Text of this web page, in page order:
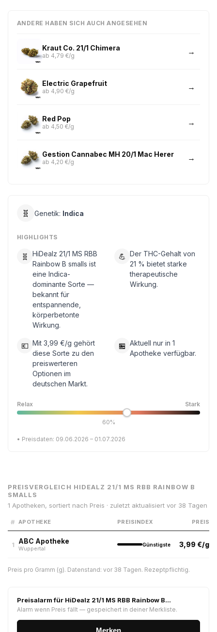
ANDERE HABEN SICH AUCH ANGESEHEN
Kraut Co. 21/1 Chimera
ab 4,79 €/g
Electric Grapefruit
ab 4,90 €/g
Red Pop
ab 4,50 €/g
Gestion Cannabec MH 20/1 Mac Herer
ab 4,20 €/g
🧬 Genetik: Indica
HIGHLIGHTS
🧬
HiDealz 21/1 MS RBB
Rainbow B smalls ist
eine Indica-
dominante Sorte —
bekannt für
entspannende,
körperbetonte
Wirkung.
💪 Der THC-Gehalt von
21 % bietet starke
therapeutische
Wirkung.
💶 Mit 3,99 €/g gehört
diese Sorte zu den
preiswerteren
Optionen im
deutschen Markt.
🏪 Aktuell nur in 1
Apotheke verfügbar.
Relax Stark
60%
• Preisdaten: 09.06.2026 – 01.07.2026
PREISVERGLEICH HIDEALZ 21/1 MS RBB RAINBOW B
SMALLS
1 Apotheken, sortiert nach Preis · zuletzt aktualisiert vor 38 Tagen
# APOTHEKE PREISINDEX PREIS
1 ABC Apotheke
Wuppertal
Günstigste 3,99 €/g
Preis pro Gramm (g). Datenstand: vor 38 Tagen. Rezeptpflichtig.
Preisalarm für HiDealz 21/1 MS RBB Rainbow B…
Alarm wenn Preis fällt — gespeichert in deiner Merkliste.
Merken